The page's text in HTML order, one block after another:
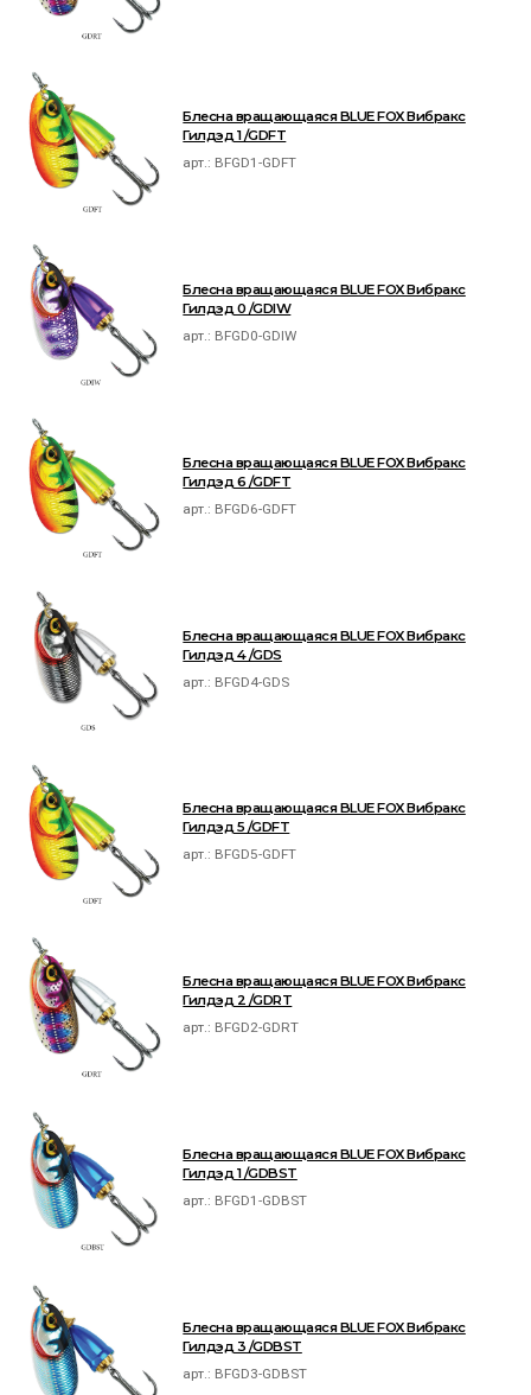
Блесна вращающаяся BLUE FOX Вибракс
Гилдэд 1 /GDFT
арт.: BFGD1-GDFT
Блесна вращающаяся BLUE FOX Вибракс
Гилдэд 0 /GDIW
арт.: BFGD0-GDIW
Блесна вращающаяся BLUE FOX Вибракс
Гилдэд 6 /GDFT
арт.: BFGD6-GDFT
Блесна вращающаяся BLUE FOX Вибракс
Гилдэд 4 /GDS
арт.: BFGD4-GDS
Блесна вращающаяся BLUE FOX Вибракс
Гилдэд 5 /GDFT
арт.: BFGD5-GDFT
Блесна вращающаяся BLUE FOX Вибракс
Гилдэд 2 /GDRT
арт.: BFGD2-GDRT
Блесна вращающаяся BLUE FOX Вибракс
Гилдэд 1 /GDBST
арт.: BFGD1-GDBST
Блесна вращающаяся BLUE FOX Вибракс
Гилдэд 3 /GDBST
арт.: BFGD3-GDBST